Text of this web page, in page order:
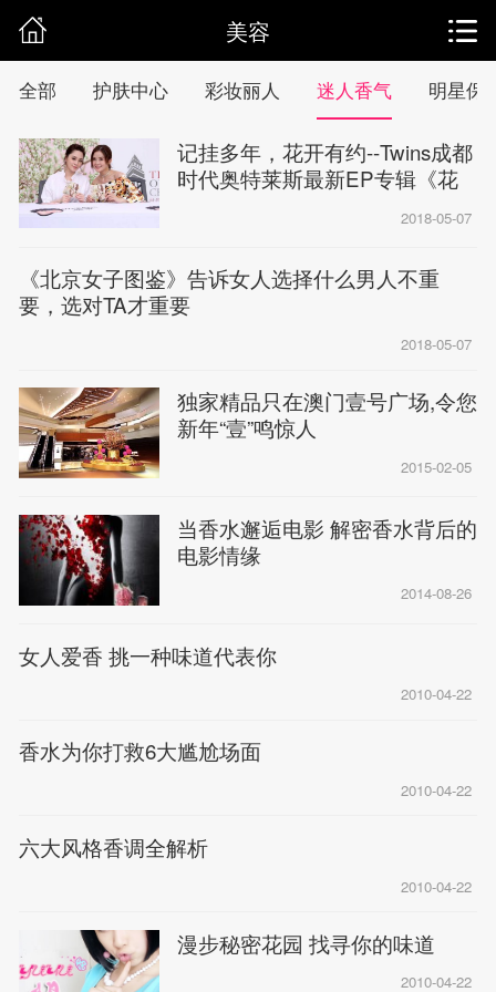
美容
全部 护肤中心 彩妆丽人 迷人香气 明星保
记挂多年，花开有约--Twins成都
时代奥特莱斯最新EP专辑《花
2018-05-07
《北京女子图鉴》告诉女人选择什么男人不重
要，选对TA才重要
2018-05-07
独家精品只在澳门壹号广场,令您
新年“壹”鸣惊人
2015-02-05
当香水邂逅电影 解密香水背后的
电影情缘
2014-08-26
女人爱香 挑一种味道代表你
2010-04-22
香水为你打救6大尴尬场面
2010-04-22
六大风格香调全解析
2010-04-22
漫步秘密花园 找寻你的味道
2010-04-22